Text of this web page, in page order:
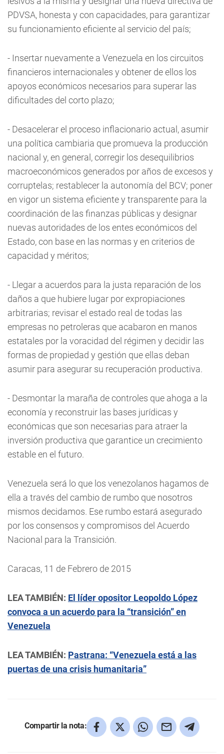
PDVSA, honesta y con capacidades, para garantizar
su funcionamiento eficiente al servicio del país;
- Insertar nuevamente a Venezuela en los circuitos
financieros internacionales y obtener de ellos los
apoyos económicos necesarios para superar las
dificultades del corto plazo;
- Desacelerar el proceso inflacionario actual, asumir
una política cambiaria que promueva la producción
nacional y, en general, corregir los desequilibrios
macroeconómicos generados por años de excesos y
corruptelas; restablecer la autonomía del BCV; poner
en vigor un sistema eficiente y transparente para la
coordinación de las finanzas públicas y designar
nuevas autoridades de los entes económicos del
Estado, con base en las normas y en criterios de
capacidad y méritos;
- Llegar a acuerdos para la justa reparación de los
daños a que hubiere lugar por expropiaciones
arbitrarias; revisar el estado real de todas las
empresas no petroleras que acabaron en manos
estatales por la voracidad del régimen y decidir las
formas de propiedad y gestión que ellas deban
asumir para asegurar su recuperación productiva.
- Desmontar la maraña de controles que ahoga a la
economía y reconstruir las bases jurídicas y
económicas que son necesarias para atraer la
inversión productiva que garantice un crecimiento
estable en el futuro.
Venezuela será lo que los venezolanos hagamos de
ella a través del cambio de rumbo que nosotros
mismos decidamos. Ese rumbo estará asegurado
por los consensos y compromisos del Acuerdo
Nacional para la Transición.
Caracas, 11 de Febrero de 2015
LEA TAMBIÉN: El líder opositor Leopoldo López
convoca a un acuerdo para la “transición” en
Venezuela
LEA TAMBIÉN: Pastrana: “Venezuela está a las
puertas de una crisis humanitaria”
Compartir la nota: